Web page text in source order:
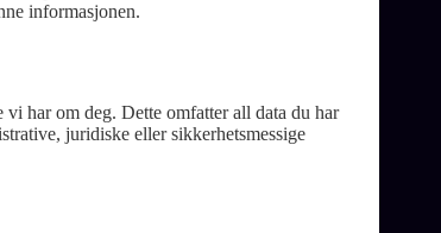
informasjonen.
har om deg. Dette omfatter all data du har
juridiske eller sikkerhetsmessige